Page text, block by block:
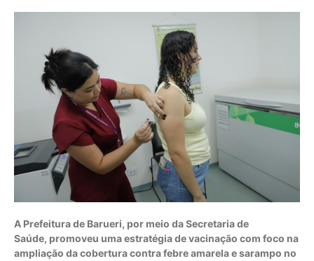
A Prefeitura de Barueri, por meio da Secretaria de
Saúde, promoveu uma estratégia de vacinação com foco na
ampliação da cobertura contra febre amarela e sarampo no